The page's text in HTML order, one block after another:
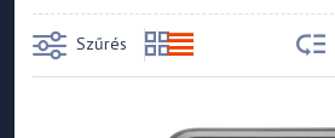
Szűrés